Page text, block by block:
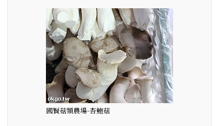
國賢菇類農場-杏鮑菇